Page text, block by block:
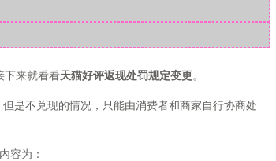
下来就看看天猫好评返现处罚规定变更。
是不兑现的情况，只能由消费者和商家自行协商处
容为：